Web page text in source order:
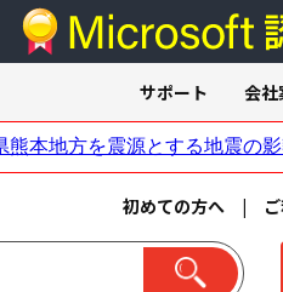
初めての方へ |
サポート 会社